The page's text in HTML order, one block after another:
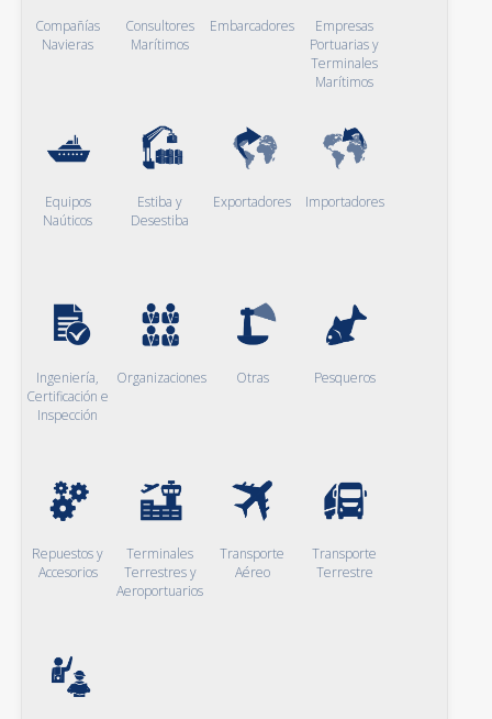
Compañías
Navieras
Consultores
Marítimos
Embarcadores
Empresas
Portuarias y
Terminales
Marítimos
Equipos
Naúticos
Estiba y
Desestiba
Exportadores Importadores
Ingeniería,
Certificación e
Inspección
Organizaciones Otras Pesqueros
Repuestos y
Accesorios
Terminales
Terrestres y
Aeroportuarios
Transporte
Aéreo
Transporte
Terrestre